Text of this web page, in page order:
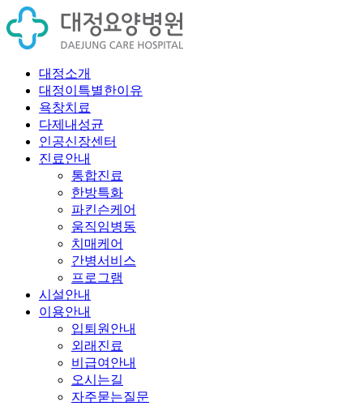
대정소개
대정이특별한이유
욕창치료
다제내성균
인공신장센터
진료안내
통합진료
한방특화
파킨슨케어
움직임병동
치매케어
간병서비스
프로그램
시설안내
이용안내
입퇴원안내
외래진료
비급여안내
오시는길
자주묻는질문